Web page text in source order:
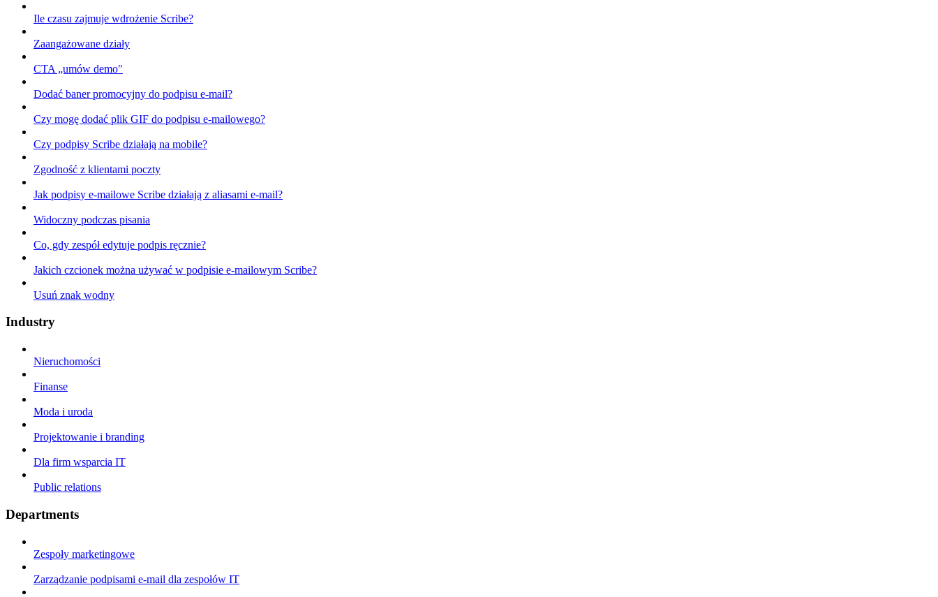
Ile czasu zajmuje wdrożenie Scribe?
Zaangażowane działy
CTA „umów demo"
Dodać baner promocyjny do podpisu e-mail?
Czy mogę dodać plik GIF do podpisu e-mailowego?
Czy podpisy Scribe działają na mobile?
Zgodność z klientami poczty
Jak podpisy e-mailowe Scribe działają z aliasami e-mail?
Widoczny podczas pisania
Co, gdy zespół edytuje podpis ręcznie?
Jakich czcionek można używać w podpisie e-mailowym Scribe?
Usuń znak wodny
Industry
Nieruchomości
Finanse
Moda i uroda
Projektowanie i branding
Dla firm wsparcia IT
Public relations
Departments
Zespoły marketingowe
Zarządzanie podpisami e-mail dla zespołów IT